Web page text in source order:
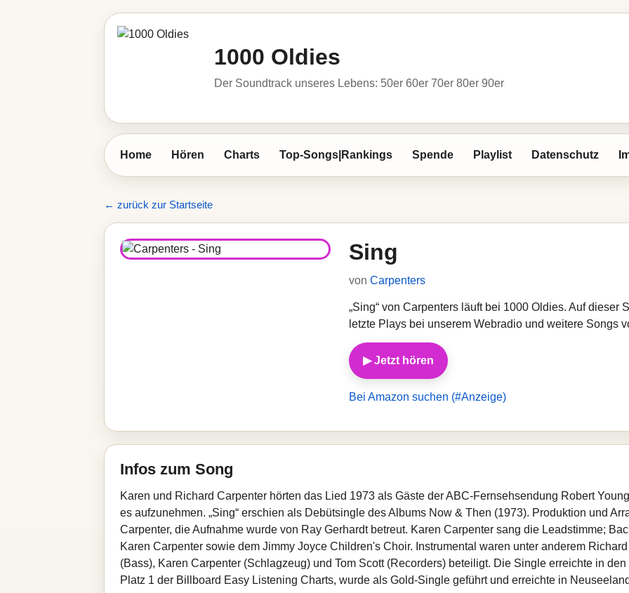
1000 Oldies
Der Soundtrack unseres Lebens: 50er 60er 70er 80er 90er
Home Hören Charts Top-Songs|Rankings Spende Playlist Datenschutz
← zurück zur Startseite
Sing
von Carpenters
„Sing“ von Carpenters läuft bei 1000 Oldies. Auf dieser
letzte Plays bei unserem Webradio und weitere Songs
▶ Jetzt hören
Bei Amazon suchen (#Anzeige)
Infos zum Song
Karen und Richard Carpenter hörten das Lied 1973 als Gäste der ABC-Fernsehsendung Robert
es aufzunehmen. „Sing“ erschien als Debütsingle des Albums Now & Then (1973). Produktion und
Carpenter, die Aufnahme wurde von Ray Gerhardt betreut. Karen Carpenter sang die Leadstimme;
Karen Carpenter sowie dem Jimmy Joyce Children's Choir. Instrumental waren unter anderem
(Bass), Karen Carpenter (Schlagzeug) und Tom Scott (Recorders) beteiligt. Die Single erreichte in
Platz 1 der Billboard Easy Listening Charts, wurde als Gold-Single geführt und erreichte in